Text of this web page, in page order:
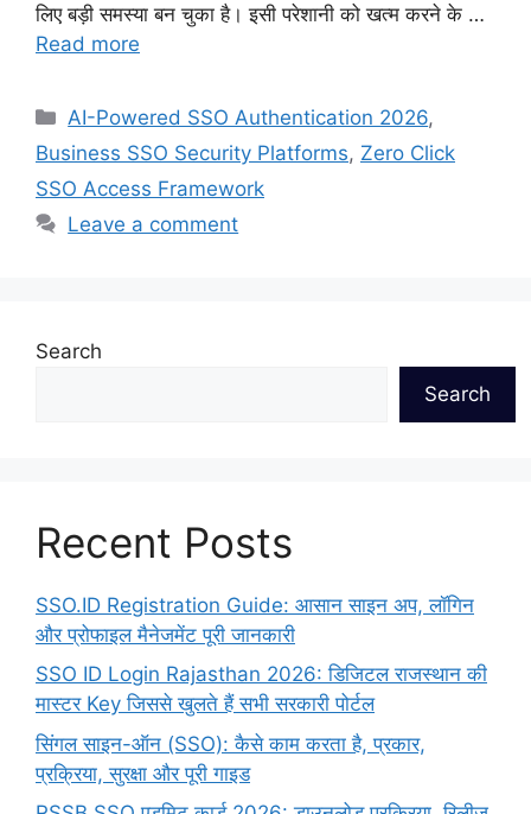
लिए बड़ी समस्या बन चुका है। इसी परेशानी को खत्म करने के …
Read more
Categories
AI-Powered SSO Authentication 2026,
Business SSO Security Platforms, Zero Click
SSO Access Framework
Leave a comment
Search
Search
Recent Posts
SSO.ID Registration Guide: आसान साइन अप, लॉगिन
और प्रोफाइल मैनेजमेंट पूरी जानकारी
SSO ID Login Rajasthan 2026: डिजिटल राजस्थान की
मास्टर Key जिससे खुलते हैं सभी सरकारी पोर्टल
सिंगल साइन-ऑन (SSO): कैसे काम करता है, प्रकार,
प्रक्रिया, सुरक्षा और पूरी गाइड